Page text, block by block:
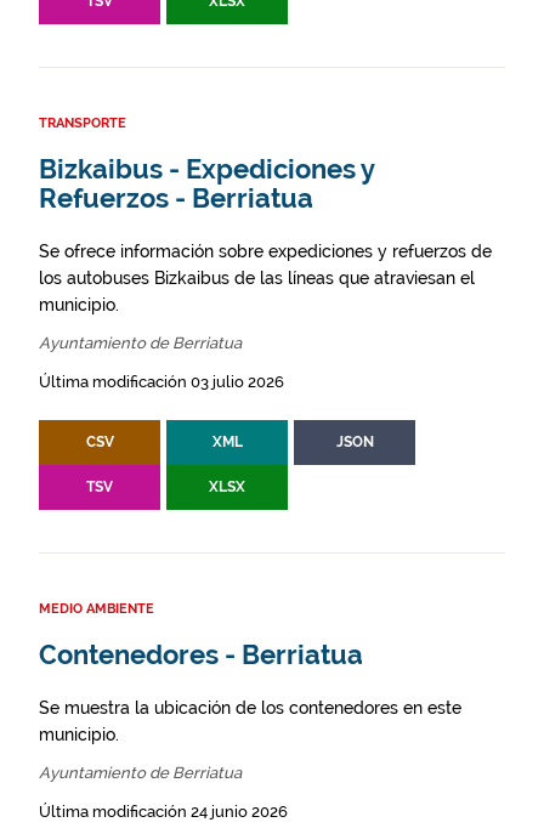
TRANSPORTE
Bizkaibus - Expediciones y
Refuerzos - Berriatua
Se ofrece información sobre expediciones y refuerzos de
los autobuses Bizkaibus de las líneas que atraviesan el
municipio.
Ayuntamiento de Berriatua
Última modificación 03 julio 2026
CSV XML JSON
TSV XLSX
MEDIO AMBIENTE
Contenedores - Berriatua
Se muestra la ubicación de los contenedores en este
municipio.
Ayuntamiento de Berriatua
Última modificación 24 junio 2026